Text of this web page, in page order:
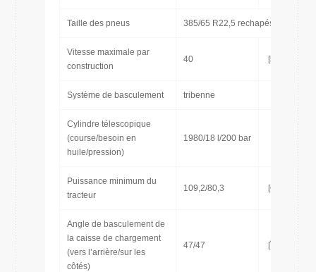
Taille des pneus 385/65 R22,5 rechapés
Vitesse maximale par
construction
40 [km/h]
Système de basculement tribenne
Cylindre télescopique
(course/besoin en
huile/pression)
1980/18 l/200 bar
Puissance minimum du
tracteur
109,2/80,3 [CH/kW]
Angle de basculement de
la caisse de chargement
(vers l’arrière/sur les
côtés)
47/47 [˚]